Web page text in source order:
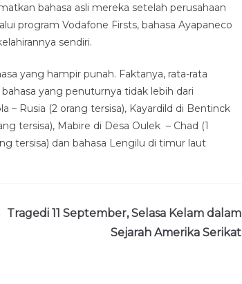
bahasa asli mereka setelah perusahaan
program Vodafone Firsts, bahasa Ayapaneco
sendiri.
yang hampir punah. Faktanya, rata-rata
yang penuturnya tidak lebih dari
– Rusia (2 orang tersisa), Kayardild di Bentinck
tersisa), Mabire di Desa Oulek – Chad (1
tersisa) dan bahasa Lengilu di timur laut
Tragedi 11 September, Selasa Kelam dalam
Sejarah Amerika Serikat